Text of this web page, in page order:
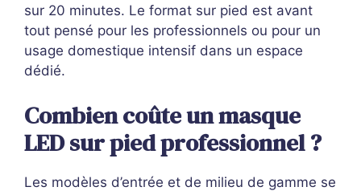
sur 20 minutes. Le format sur pied est avant
tout pensé pour les professionnels ou pour un
usage domestique intensif dans un espace
dédié.
Combien coûte un masque
LED sur pied professionnel ?
Les modèles d’entrée et de milieu de gamme se